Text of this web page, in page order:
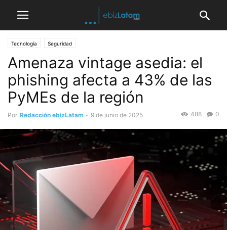
Tecnología Seguridad
Amenaza vintage asedia: el
phishing afecta a 43% de las
PyMEs de la región
Por Redacción ebizLatam - 9 de junio de 2025 0
488